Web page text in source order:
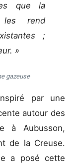
que la
les rend
;
»
gazeuse
par une
autour des
à Aubusson,
de la Creuse.
a posé cette